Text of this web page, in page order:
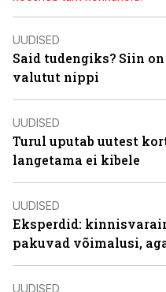
UUDISED
Said tudengiks? Siin
valutut nippi
UUDISED
Turul uputab uutest
langetama ei kibele
UUDISED
Eksperdid:
pakuvad võimalusi,
UUDISED